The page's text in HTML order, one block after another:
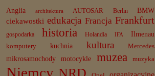
Anglia architektura AUTOSAR Berlin BMW
ciekawostki edukacja Francja Frankfurt
gospodarka historia Holandia IFA
Ilmenau
komputery
kuchnia kultura Mercedes
mikrosamochody motocykle muzea muzyka
Niemcy